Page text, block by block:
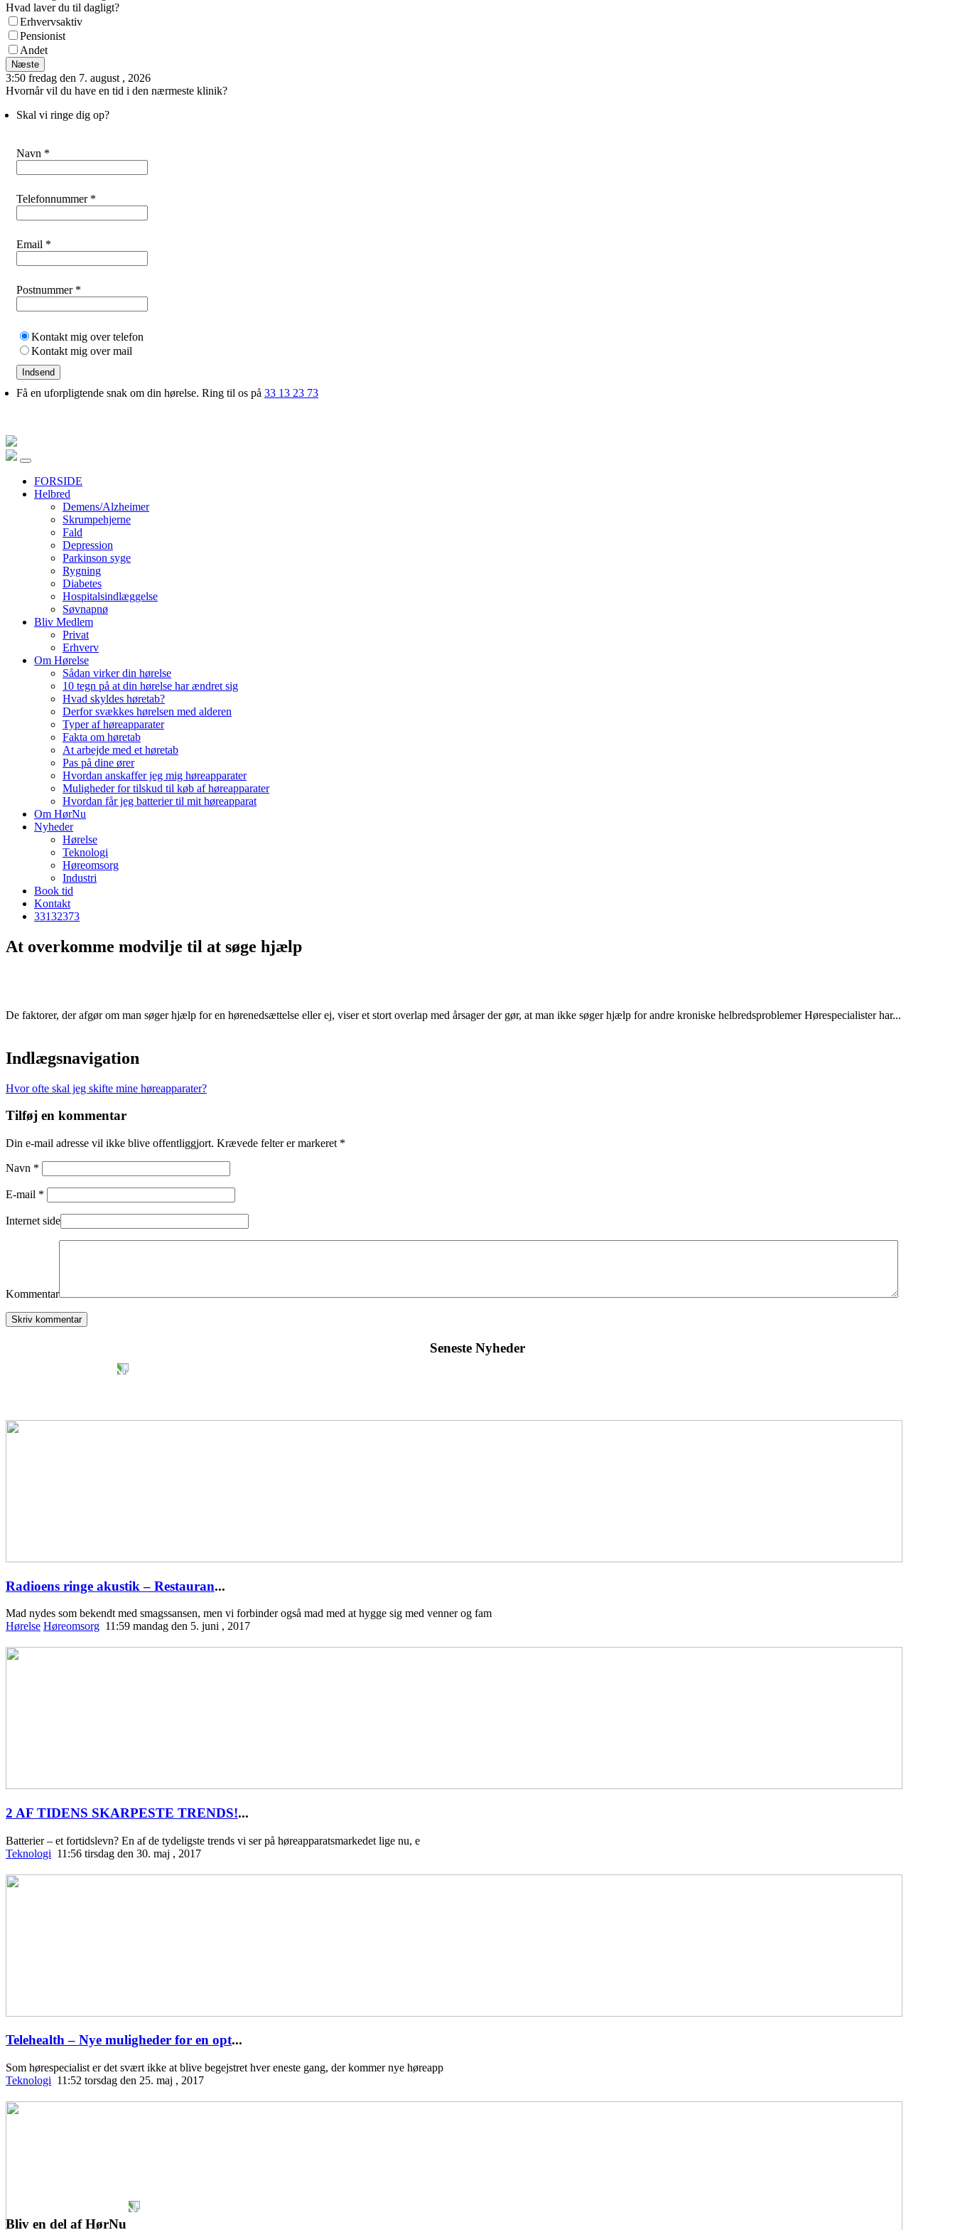
Hvad laver du til dagligt?
Erhvervsaktiv
Pensionist
Andet
Næste
3:50 fredag den 7. august , 2026
Hvornår vil du have en tid i den nærmeste klinik?
Skal vi ringe dig op?
Navn *
Telefonnummer *
Email *
Postnummer *
Kontakt mig over telefon
Kontakt mig over mail
Indsend
Få en uforpligtende snak om din hørelse. Ring til os på 33 13 23 73
FORSIDE
Helbred
Demens/Alzheimer
Skrumpehjerne
Fald
Depression
Parkinson syge
Rygning
Diabetes
Hospitalsindlæggelse
Søvnapnø
Bliv Medlem
Privat
Erhverv
Om Hørelse
Sådan virker din hørelse
10 tegn på at din hørelse har ændret sig
Hvad skyldes høretab?
Derfor svækkes hørelsen med alderen
Typer af høreapparater
Fakta om høretab
At arbejde med et høretab
Pas på dine ører
Hvordan anskaffer jeg mig høreapparater
Muligheder for tilskud til køb af høreapparater
Hvordan får jeg batterier til mit høreapparat
Om HørNu
Nyheder
Hørelse
Teknologi
Høreomsorg
Industri
Book tid
Kontakt
33132373
At overkomme modvilje til at søge hjælp
De faktorer, der afgør om man søger hjælp for en hørenedsættelse eller ej, viser et stort overlap med årsager der gør, at man ikke søger hjælp for andre kroniske helbredsproblemer Hørespecialister har...
Indlægsnavigation
Hvor ofte skal jeg skifte mine høreapparater?
Tilføj en kommentar
Din e-mail adresse vil ikke blive offentliggjort. Krævede felter er markeret *
Navn *
E-mail *
Internet side
Kommentar
Seneste Nyheder
Radioens ringe akustik – Restauran...
Mad nydes som bekendt med smagssansen, men vi forbinder også mad med at hygge sig med venner og fam
Hørelse Høreomsorg 11:59 mandag den 5. juni , 2017
2 AF TIDENS SKARPESTE TRENDS!...
Batterier – et fortidslevn? En af de tydeligste trends vi ser på høreapparatsmarkedet lige nu, e
Teknologi 11:56 tirsdag den 30. maj , 2017
Telehealth – Nye muligheder for en opt...
Som hørespecialist er det svært ikke at blive begejstret hver eneste gang, der kommer nye høreapp
Teknologi 11:52 torsdag den 25. maj , 2017
Bliv en del af HørNu